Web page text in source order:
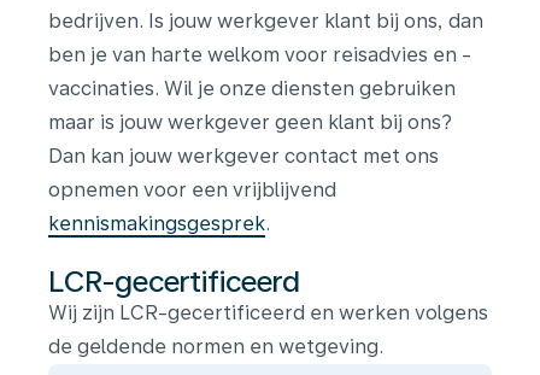
bedrijven. Is jouw werkgever klant bij ons, dan
ben je van harte welkom voor reisadvies en -
vaccinaties. Wil je onze diensten gebruiken
maar is jouw werkgever geen klant bij ons?
Dan kan jouw werkgever contact met ons
opnemen voor een vrijblijvend
kennismakingsgesprek.
LCR-gecertificeerd
Wij zijn LCR-gecertificeerd en werken volgens
de geldende normen en wetgeving.